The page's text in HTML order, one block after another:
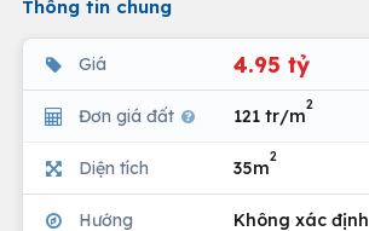
Thông tin chung
Giá 4.95 tỷ
Đơn giá đất 121 tr/m
2
Diện tích 35m
2
Hướng Không xác định